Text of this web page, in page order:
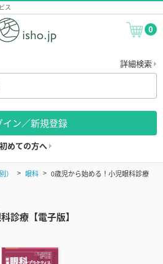
ス
0
詳細検索
イン／新規登録
初めての方へ
） 眼科 0歳児から始める！小児眼科診療
診療【電子版】